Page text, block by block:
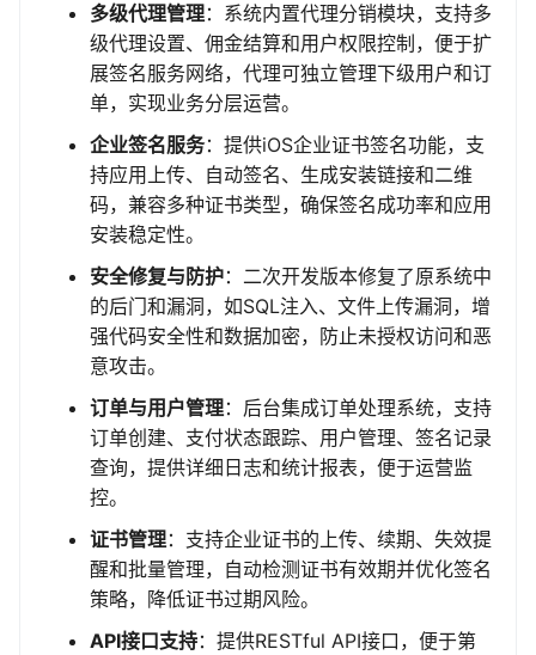
多级代理管理：系统内置代理分销模块，支持多
级代理设置、佣金结算和用户权限控制，便于扩
展签名服务网络，代理可独立管理下级用户和订
单，实现业务分层运营。
企业签名服务：提供iOS企业证书签名功能，支
持应用上传、自动签名、生成安装链接和二维
码，兼容多种证书类型，确保签名成功率和应用
安装稳定性。
安全修复与防护：二次开发版本修复了原系统中
的后门和漏洞，如SQL注入、文件上传漏洞，增
强代码安全性和数据加密，防止未授权访问和恶
意攻击。
订单与用户管理：后台集成订单处理系统，支持
订单创建、支付状态跟踪、用户管理、签名记录
查询，提供详细日志和统计报表，便于运营监
控。
证书管理：支持企业证书的上传、续期、失效提
醒和批量管理，自动检测证书有效期并优化签名
策略，降低证书过期风险。
API接口支持：提供RESTful API接口，便于第